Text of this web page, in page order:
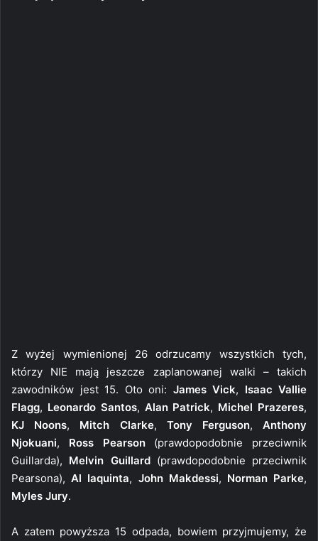
Z wyżej wymienionej 26 odrzucamy wszystkich tych,
którzy NIE mają jeszcze zaplanowanej walki – takich
zawodników jest 15. Oto oni: James Vick, Isaac Vallie
Flagg, Leonardo Santos, Alan Patrick, Michel Prazeres,
KJ Noons, Mitch Clarke, Tony Ferguson,Anthony
Njokuani, Ross Pearson(prawdopodobnie przeciwnik
Guillarda), Melvin Guillard(prawdopodobnie przeciwnik
Pearsona),Al Iaquinta, John Makdessi, Norman Parke,
Myles Jury.
A zatem powyższa 15 odpada, bowiem przyjmujemy, że